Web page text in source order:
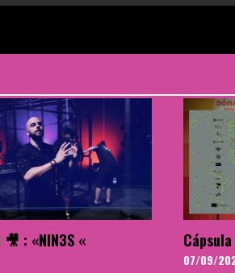
: «NIN3S « Cápsula
07/09/